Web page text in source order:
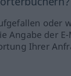
oder
Angabe der
Ihrer